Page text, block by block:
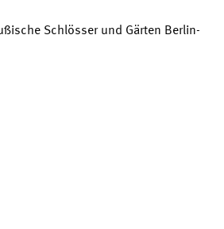
Schlösser und Gärten Berlin-